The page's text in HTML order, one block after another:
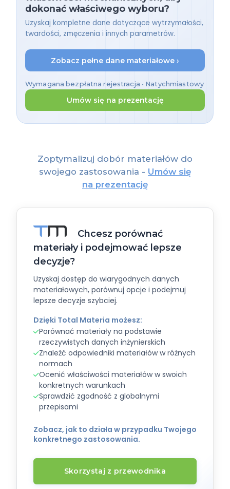
dokonać właściwego wyboru?
Uzyskaj kompletne dane dotyczące wytrzymałości,
twardości, zmęczenia i innych parametrów.
Zobacz pełne dane materiałowe ›
Wymagana bezpłatna rejestracja • Natychmiastowy
dostęp
Umów się na prezentację
Zoptymalizuj dobór materiałów do
swojego zastosowania - Umów się
na prezentację
Chcesz porównać
materiały i podejmować lepsze
decyzje?
Uzyskaj dostęp do wiarygodnych danych
materiałowych, porównuj opcje i podejmuj
lepsze decyzje szybciej.
Dzięki Total Materia możesz:
Porównać materiały na podstawie
rzeczywistych danych inżynierskich
Znaleźć odpowiedniki materiałów w różnych
normach
Ocenić właściwości materiałów w swoich
konkretnych warunkach
Sprawdzić zgodność z globalnymi
przepisami
Zobacz, jak to działa w przypadku Twojego
konkretnego zastosowania.
Skorzystaj z przewodnika